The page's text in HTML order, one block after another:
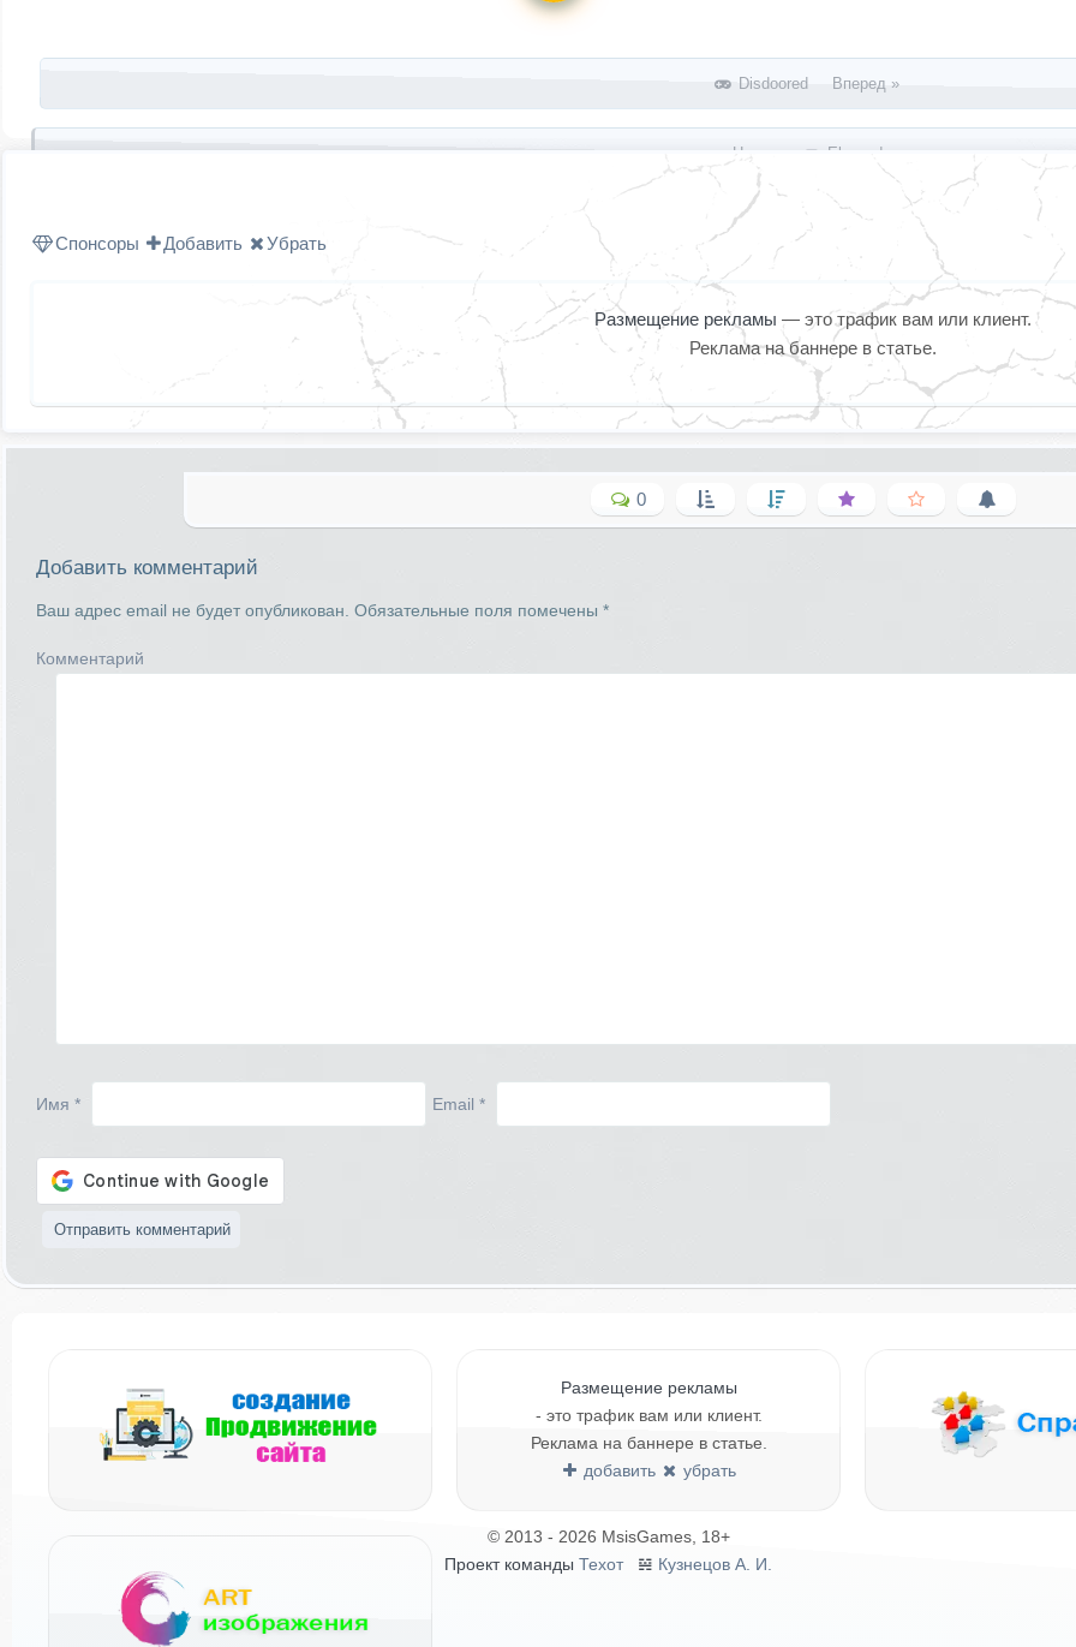
Запись навигация
Disdoored Вперед »
« Назад Elsword
Спонсоры Добавить Убрать
Размещение рекламы — это трафик вам или клиент.
Реклама на баннере в статье.
0
Добавить комментарий
Ваш адрес email не будет опубликован. Обязательные поля помечены *
Комментарий
Имя * Email *
Размещение рекламы
- это трафик вам или клиент.
Реклама на баннере в статье.
добавить
убрать
© 2013 - 2026 MsisGames, 18+
Проект команды Техот 𝌴 Кузнецов А. И.